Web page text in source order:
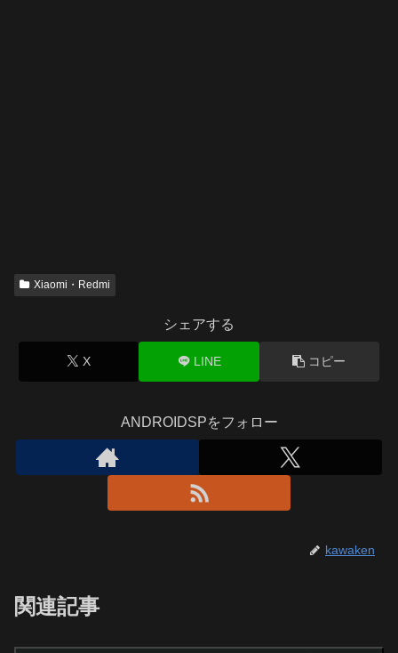
Xiaomi・Redmi
シェアする
X LINE コピー
ANDROIDSPをフォロー
kawaken
関連記事